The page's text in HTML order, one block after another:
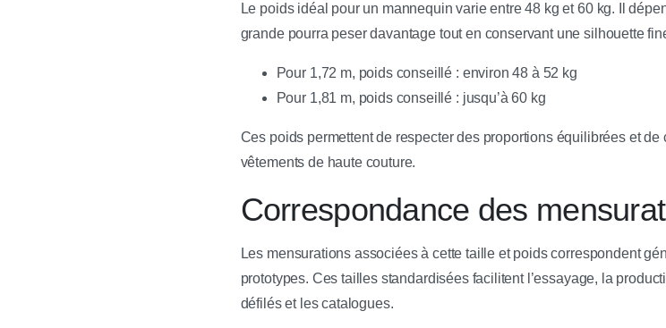
Le poids idéal pour un mannequin varie entre 48 kg et 60 kg. Il
grande pourra peser davantage tout en conservant une silhouette
Pour 1,72 m, poids conseillé : environ 48 à 52 kg
Pour 1,81 m, poids conseillé : jusqu’à 60 kg
Ces poids permettent de respecter des proportions équilibrées et
vêtements de haute couture.
Correspondance des
Les mensurations associées à cette taille et poids correspondent
prototypes. Ces tailles standardisées facilitent l’essayage, la
défilés et les catalogues.